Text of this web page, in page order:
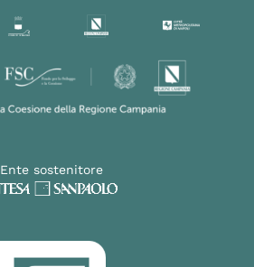
Ente sostenitore